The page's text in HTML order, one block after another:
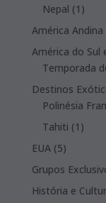
Nepal 1 1
América Andina
América do Sul
Temporada
Destinos
Polinésia
Tahiti 1 1
EUA 55
products
Grupos
História e